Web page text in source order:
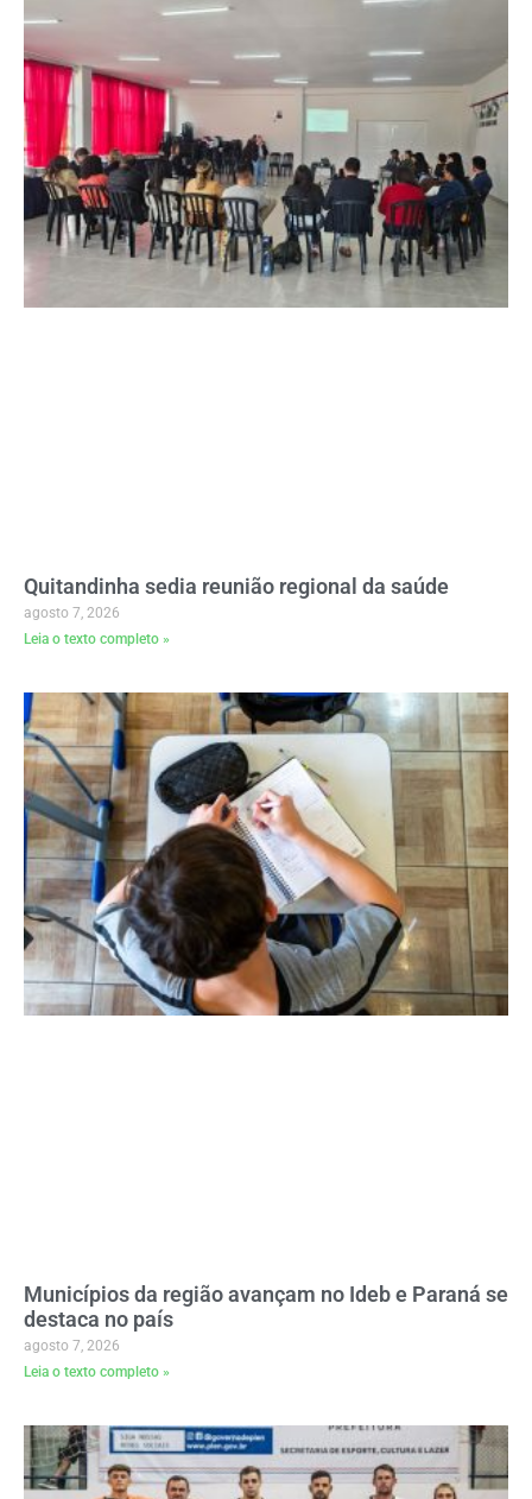
Quitandinha sedia reunião regional da saúde
agosto 7, 2026
Leia o texto completo »
Municípios da região avançam no Ideb e Paraná se
destaca no país
agosto 7, 2026
Leia o texto completo »